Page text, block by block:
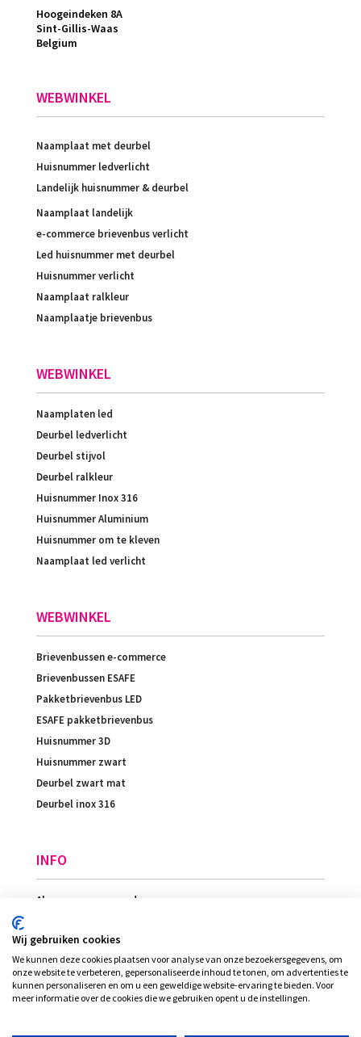
Hoogeindeken 8A
Sint-Gillis-Waas
Belgium
WEBWINKEL
Naamplaat met deurbel
Huisnummer ledverlicht
Landelijk huisnummer & deurbel
Naamplaat landelijk
e-commerce brievenbus verlicht
Led huisnummer met deurbel
Huisnummer verlicht
Naamplaat ralkleur
Naamplaatje brievenbus
WEBWINKEL
Naamplaten led
Deurbel ledverlicht
Deurbel stijvol
Deurbel ralkleur
Huisnummer Inox 316
Huisnummer Aluminium
Huisnummer om te kleven
Naamplaat led verlicht
WEBWINKEL
Brievenbussen e-commerce
Brievenbussen ESAFE
Pakketbrievenbus LED
ESAFE pakketbrievenbus
Huisnummer 3D
Huisnummer zwart
Deurbel zwart mat
Deurbel inox 316
INFO
Algemene voorwaarden
Levering
Ligging
© Plexi-view - INVENT bvba, alle rechten
Wij gebruiken cookies
We kunnen deze cookies plaatsen voor analyse van onze bezoekersgegevens, om
onze website te verbeteren, gepersonaliseerde inhoud te tonen, om advertenties te
kunnen personaliseren en om u een geweldige website-ervaring te bieden. Voor
meer informatie over de cookies die we gebruiken opent u de instellingen.